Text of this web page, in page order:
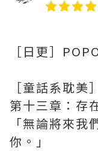
［日更］
［童話系耽美
第十三章：存
「無論將來
你。」